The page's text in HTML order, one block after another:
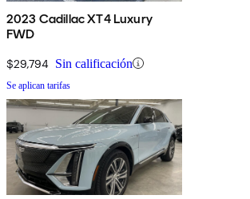
2023 Cadillac XT4 Luxury
FWD
$29,794 Sin calificación
Se aplican tarifas